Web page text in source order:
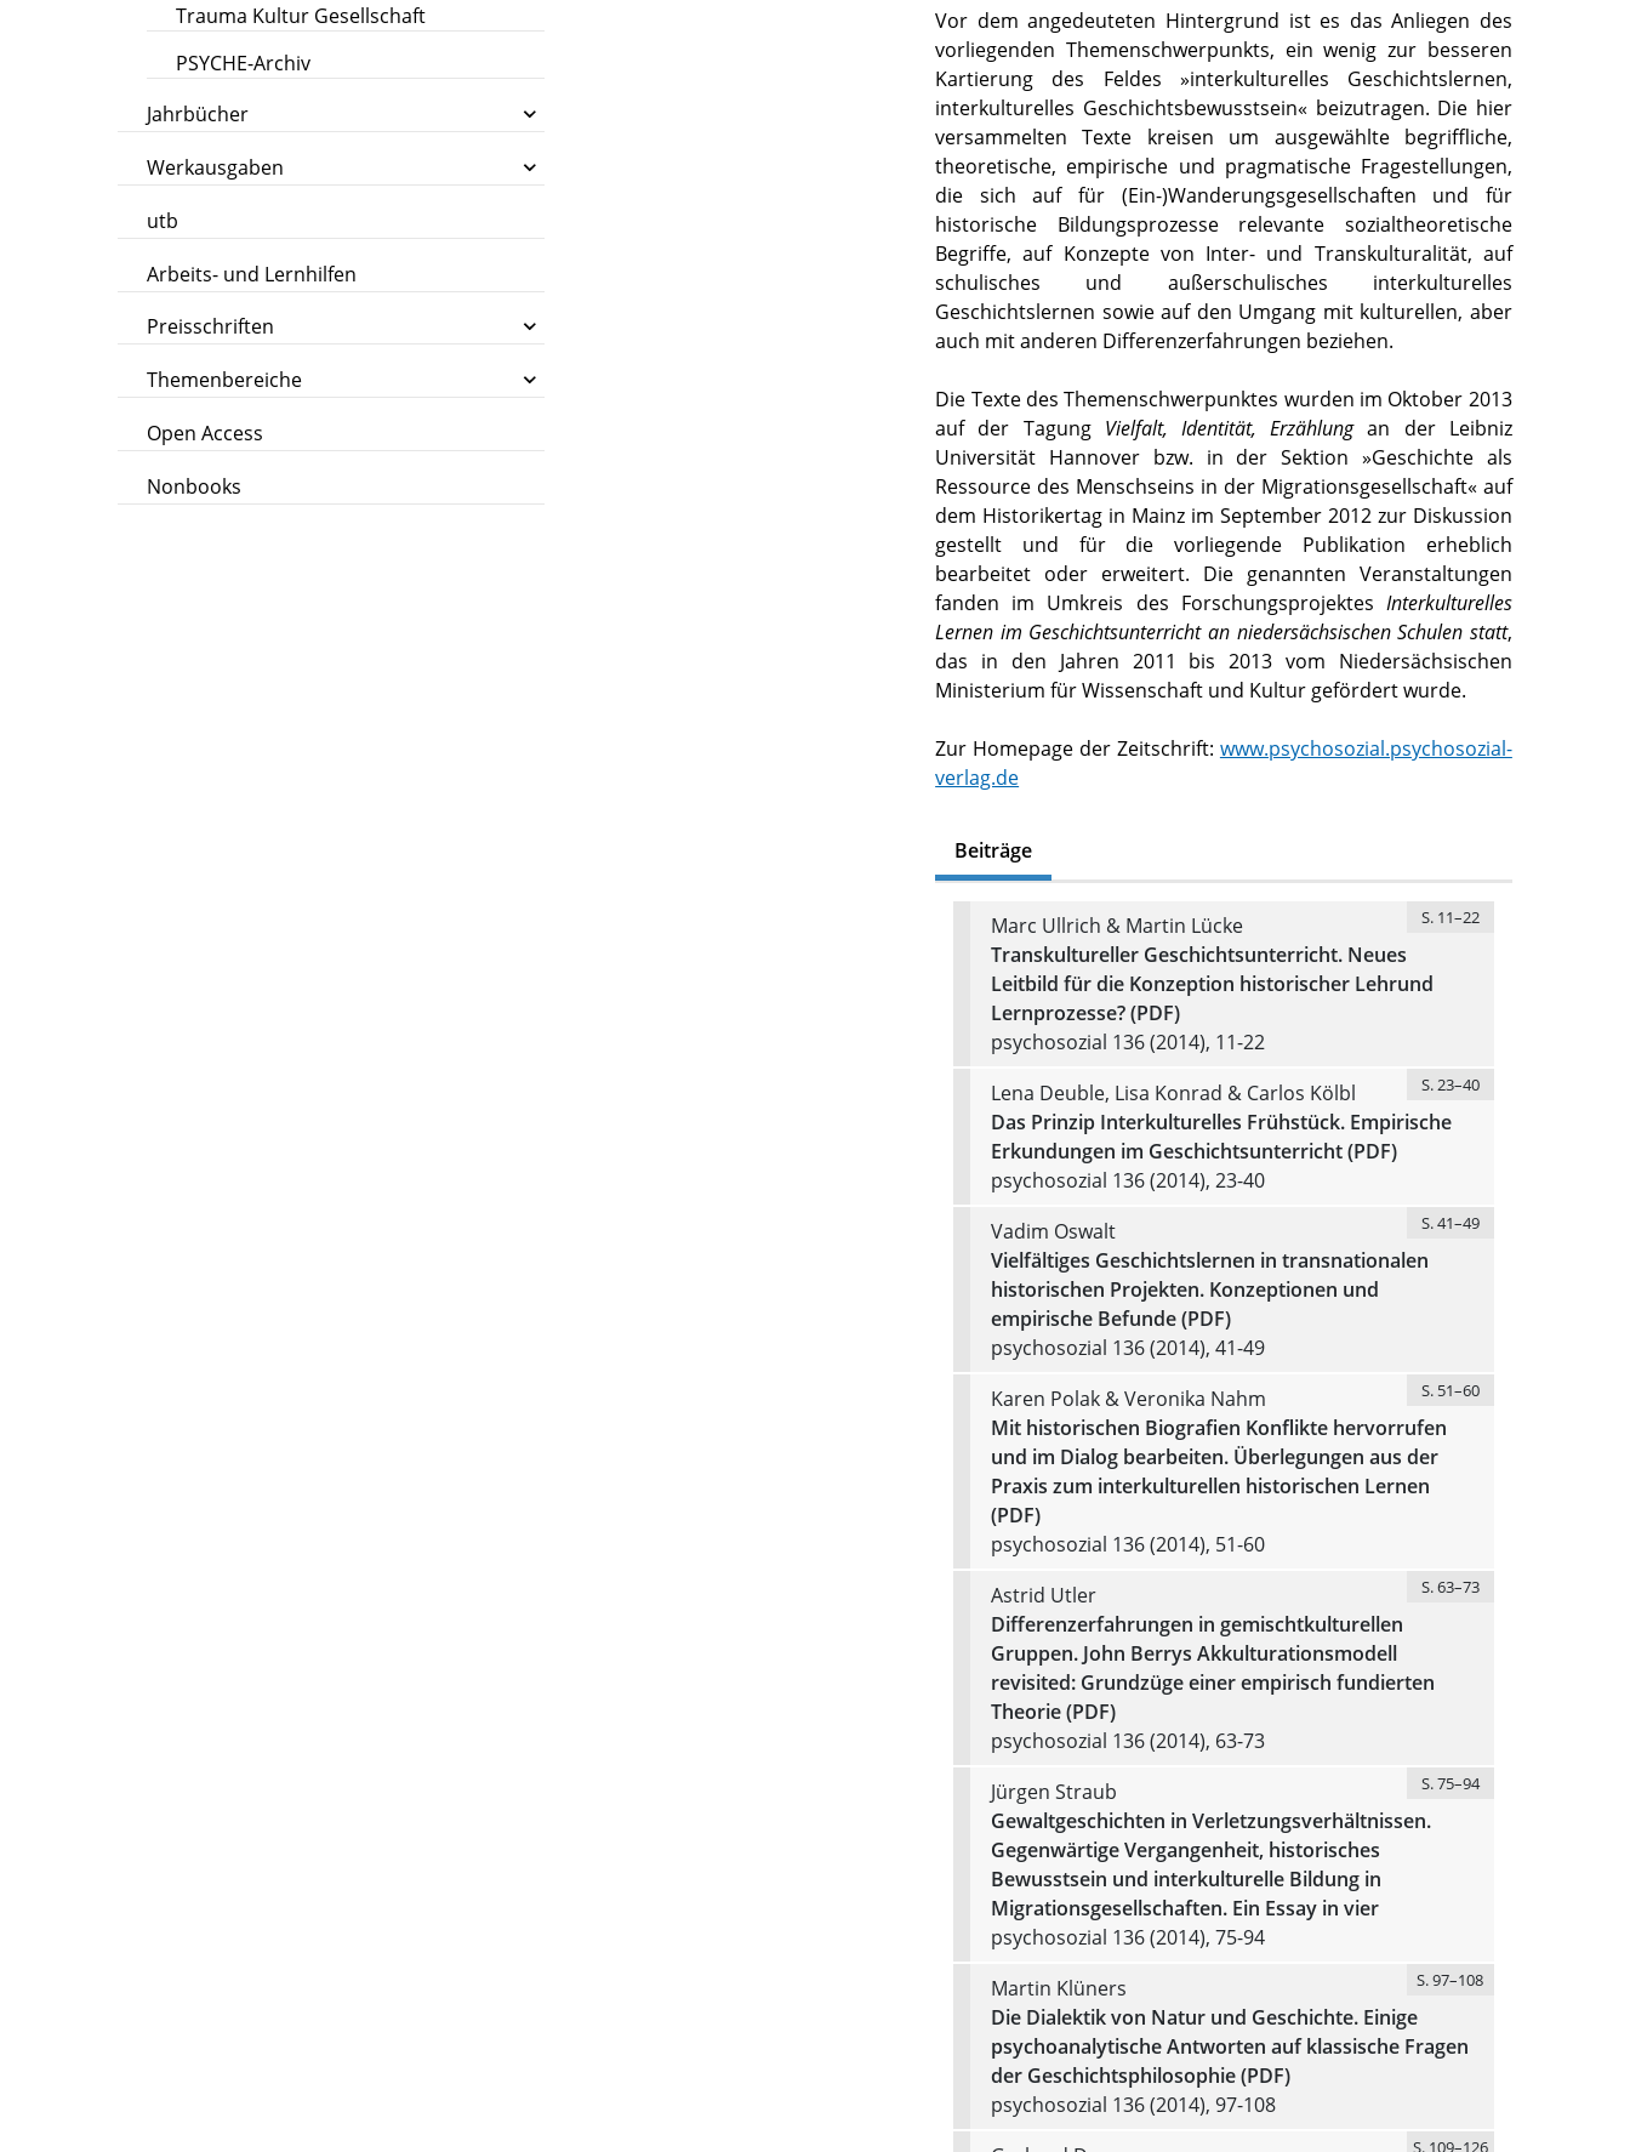
Trauma Kultur Gesellschaft
PSYCHE-Archiv
Jahrbücher
Werkausgaben
utb
Arbeits- und Lernhilfen
Preisschriften
Themenbereiche
Open Access
Nonbooks
Vor dem angedeuteten Hintergrund ist es das Anliegen des
vorliegenden Themenschwerpunkts, ein wenig zur besseren
Kartierung des Feldes »interkulturelles Geschichtslernen,
interkulturelles Geschichtsbewusstsein« beizutragen. Die hier
versammelten Texte kreisen um ausgewählte begriffliche,
theoretische, empirische und pragmatische Fragestellungen,
die sich auf für (Ein-)Wanderungsgesellschaften und für
historische Bildungsprozesse relevante sozialtheoretische
Begriffe, auf Konzepte von Inter- und Transkulturalität, auf
schulisches und außerschulisches interkulturelles
Geschichtslernen sowie auf den Umgang mit kulturellen, aber
auch mit anderen Differenzerfahrungen beziehen.
Die Texte des Themenschwerpunktes wurden im Oktober 2013
auf der Tagung Vielfalt, Identität, Erzählungan der Leibniz
Universität Hannover bzw. in der Sektion »Geschichte als
Ressource des Menschseins in der Migrationsgesellschaft« auf
dem Historikertag in Mainz im September 2012 zur Diskussion
gestellt und für die vorliegende Publikation erheblich
bearbeitet oder erweitert. Die genannten Veranstaltungen
fanden im Umkreis des Forschungsprojektes Interkulturelles
Lernen im Geschichtsunterricht an niedersächsischen Schulen statt,
das in den Jahren 2011 bis 2013 vom Niedersächsischen
Ministerium für Wissenschaft und Kultur gefördert wurde.
Zur Homepage der Zeitschrift: www.psychosozial.psychosozial-
verlag.de
Beiträge
Marc Ullrich & Martin Lücke S. 11–22
Transkultureller Geschichtsunterricht. Neues
Leitbild für die Konzeption historischer Lehrund
Lernprozesse? (PDF)
psychosozial 136 (2014), 11-22
Lena Deuble, Lisa Konrad & Carlos Kölbl
S. 23–40
Das Prinzip Interkulturelles Frühstück. Empirische
Erkundungen im Geschichtsunterricht (PDF)
psychosozial 136 (2014), 23-40
Vadim Oswalt
S. 41–49
Vielfältiges Geschichtslernen in transnationalen
historischen Projekten. Konzeptionen und
empirische Befunde (PDF)
psychosozial 136 (2014), 41-49
Karen Polak & Veronika Nahm
S. 51–60
Mit historischen Biografien Konflikte hervorrufen
und im Dialog bearbeiten. Überlegungen aus der
Praxis zum interkulturellen historischen Lernen
(PDF)
psychosozial 136 (2014), 51-60
Astrid Utler
S. 63–73
Differenzerfahrungen in gemischtkulturellen
Gruppen. John Berrys Akkulturationsmodell
revisited: Grundzüge einer empirisch fundierten
Theorie (PDF)
psychosozial 136 (2014), 63-73
Jürgen Straub
S. 75–94
Gewaltgeschichten in Verletzungsverhältnissen.
Gegenwärtige Vergangenheit, historisches
Bewusstsein und interkulturelle Bildung in
Migrationsgesellschaften. Ein Essay in vier
psychosozial 136 (2014), 75-94
Martin Klüners
S. 97–108
Die Dialektik von Natur und Geschichte. Einige
psychoanalytische Antworten auf klassische Fragen
der Geschichtsphilosophie (PDF)
psychosozial 136 (2014), 97-108
S. 109–126